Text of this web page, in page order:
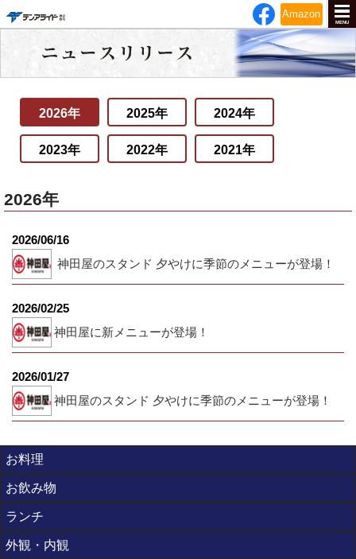
Amazon
MENU
2026年 2025年 2024年
2023年 2022年 2021年
2026年
2026/06/16
神田屋のスタンド 夕やけに季節のメニューが登場！
2026/02/25
神田屋に新メニューが登場！
2026/01/27
神田屋のスタンド 夕やけに季節のメニューが登場！
お料理
お飲み物
ランチ
外観・内観